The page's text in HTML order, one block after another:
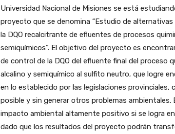
Universidad Nacional de Misiones se está
proyecto que se denomina “Estudio de
la DQO recalcitrante de efluentes de procesos
semiquímicos”. El objetivo del proyecto es
de control de la DQO del efluente final del proceso
alcalino y semiquímico al sulfito neutro, que logre
en lo establecido por las legislaciones provinciales,
posible y sin generar otros problemas ambientales.
impacto ambiental altamente positivo si se logra
dado que los resultados del proyecto podrán